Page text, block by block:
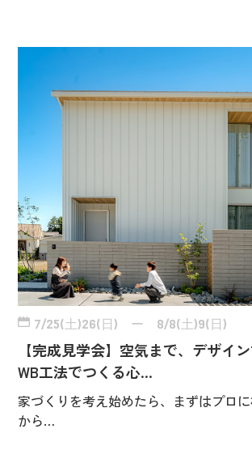
7/25(土)26(日) ー 8/8(土)9(日)
【完成見学会】空気まで、デザイ
WB工法でつくる心…
家づくりを考え始めたら、まずはプロ
から…